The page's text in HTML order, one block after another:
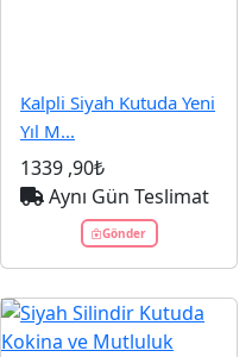
Kalpli Siyah Kutuda Yeni
Yıl M...
1339 ,90₺
Aynı Gün Teslimat
Gönder